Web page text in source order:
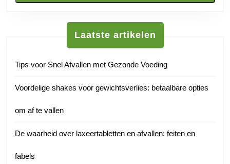
Laatste artikelen
Tips voor Snel Afvallen met Gezonde Voeding
Voordelige shakes voor gewichtsverlies: betaalbare opties
om af te vallen
De waarheid over laxeertabletten en afvallen: feiten en
fabels